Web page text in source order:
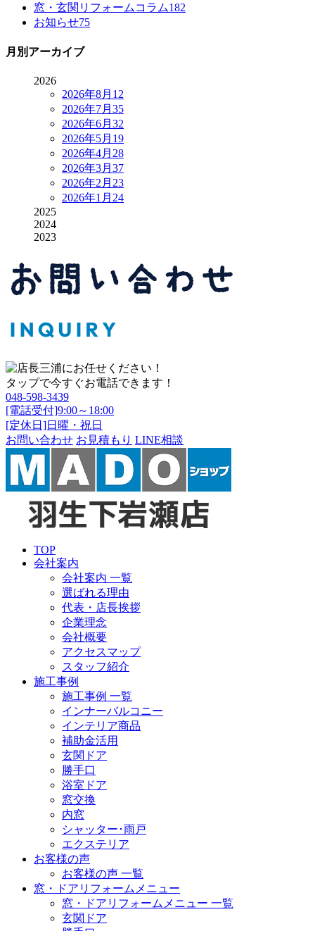
窓・玄関リフォームコラム182
お知らせ75
月別アーカイブ
2026
2026年8月 12
2026年7月 35
2026年6月 32
2026年5月 19
2026年4月 28
2026年3月 37
2026年2月 23
2026年1月 24
2025
2024
2023
タップで今すぐお電話できます！
048-598-3439
[電話受付]9:00～18:00
[定休日]日曜・祝日
お問い合わせ お見積もり LINE相談
TOP
会社案内
会社案内 一覧
選ばれる理由
代表・店長挨拶
企業理念
会社概要
アクセスマップ
スタッフ紹介
施工事例
施工事例 一覧
インナーバルコニー
インテリア商品
補助金活用
玄関ドア
勝手口
浴室ドア
窓交換
内窓
シャッター･雨戸
エクステリア
お客様の声
お客様の声 一覧
窓・ドアリフォームメニュー
窓・ドアリフォームメニュー 一覧
玄関ドア